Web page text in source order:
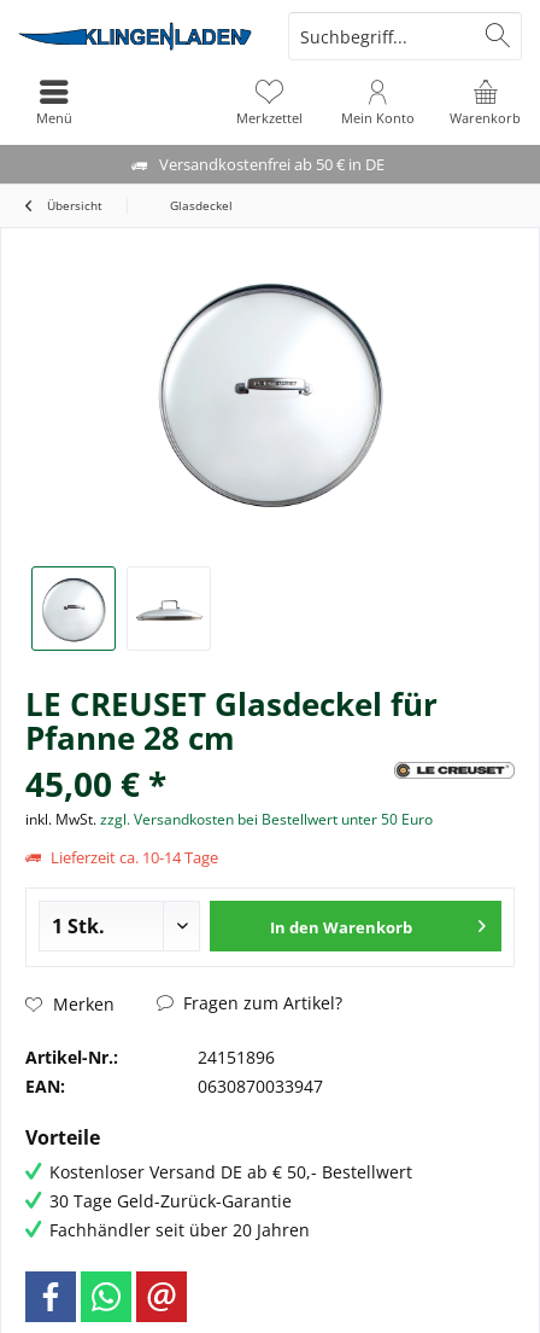
Versandkostenfrei ab 50 € in DE
Warenkorb
Merkzettel Mein Konto
Menü
Übersicht Glasdeckel
LE CREUSET Glasdeckel für
Pfanne 28 cm
45,00 € *
inkl. MwSt.zzgl. Versandkosten bei Bestellwert unter 50 Euro
Lieferzeit ca. 10-14 Tage
In den Warenkorb
Merken Fragen zum Artikel?
Artikel-Nr.:
24151896
EAN:
0630870033947
Vorteile
Kostenloser Versand DE ab € 50,- Bestellwert
30 Tage Geld-Zurück-Garantie
Fachhändler seit über 20 Jahren